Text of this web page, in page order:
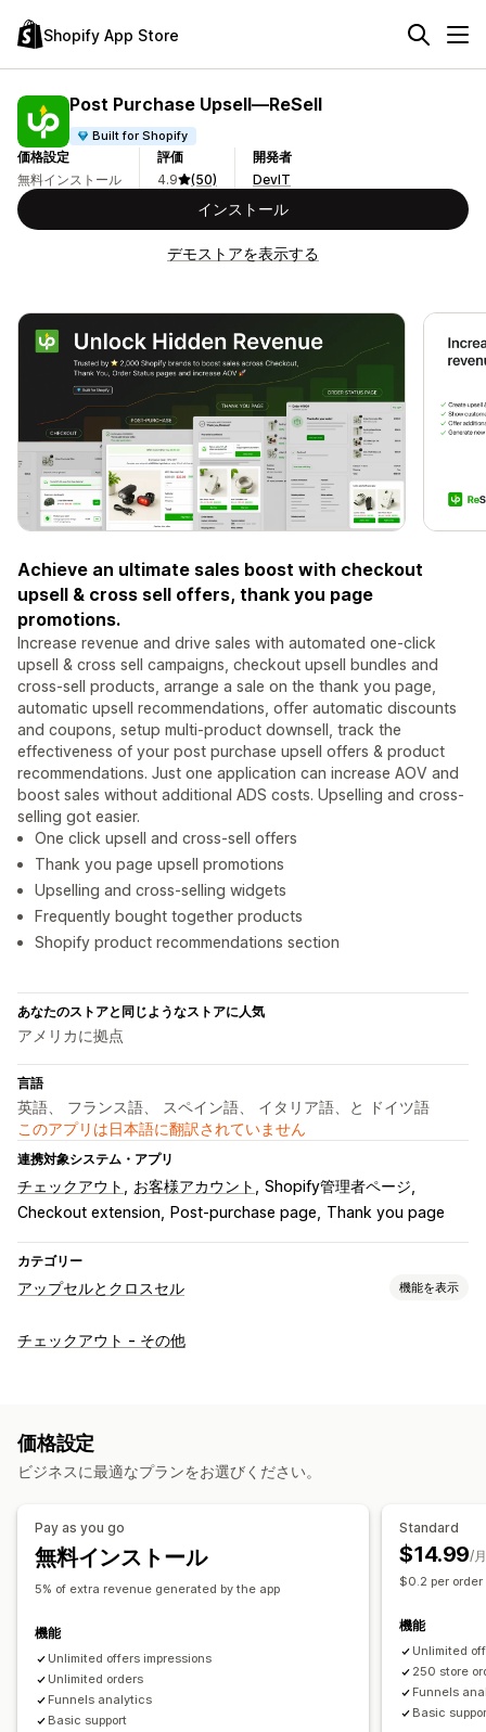
Shopify App Store
Post Purchase Upsell—ReSell
Built for Shopify
価格設定
無料インストール
評価
4.9
(50)
開発者
DevIT
インストール
デモストアを表示する
Achieve an ultimate sales boost with checkout
upsell & cross sell offers, thank you page
promotions.
Increase revenue and drive sales with automated one-click
upsell & cross sell campaigns, checkout upsell bundles and
cross-sell products, arrange a sale on the thank you page,
automatic upsell recommendations, offer automatic discounts
and coupons, setup multi-product downsell, track the
effectiveness of your post purchase upsell offers & product
recommendations. Just one application can increase AOV and
boost sales without additional ADS costs. Upselling and cross-
selling got easier.
One click upsell and cross-sell offers
Thank you page upsell promotions
Upselling and cross-selling widgets
Frequently bought together products
Shopify product recommendations section
あなたのストアと同じようなストアに人気
アメリカに拠点
言語
英語、 フランス語、 スペイン語、 イタリア語、と ドイツ語
このアプリは日本語に翻訳されていません
連携対象システム・アプリ
チェックアウト お客様アカウント
Shopify管理者ページ
Checkout extension
Post-purchase page Thank you page
カテゴリー
アップセルとクロスセル 機能を表示
カスタマイズ
オファーとおすすめ
無料配送
商品アドオン おすすめ商品
よく同時購入される商品
分析
A/Bテスト
ファネルのパフォーマンス
チェックアウト - その他
価格設定
ビジネスに最適なプランをお選びください。
Pay as you go
無料インストール
5% of extra revenue generated by the app
機能
Unlimited offers impressions
Unlimited orders
Funnels analytics
Basic support
Standard
$14.99/
$0.2 per
機能
Unlimited
250 store
Funnels
Basic